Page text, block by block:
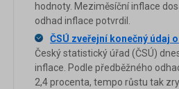
hodnoty. Meziměsíční inflace
odhad inflace potvrdil.
ČSÚ zveřejní konečný údaj
Český statistický úřad (ČSÚ)
inflace. Podle předběžného
2,4 procenta, tempo růstu tak